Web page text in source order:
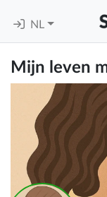
NL
Mijn leven